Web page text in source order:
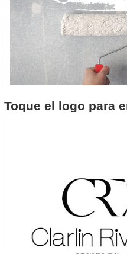
Toque el logo para